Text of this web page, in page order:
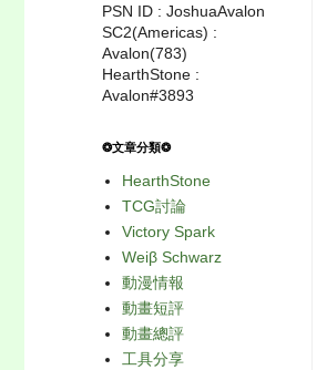
PSN ID : JoshuaAvalon
SC2(Americas) :
Avalon(783)
HearthStone :
Avalon#3893
❂文章分類❂
HearthStone
TCG討論
Victory Spark
Weiβ Schwarz
動漫情報
動畫短評
動畫總評
工具分享